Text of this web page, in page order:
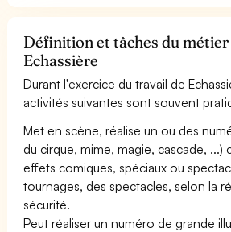
Définition et tâches du
Echassière
Durant l'exercice du travail de
activités suivantes sont souvent
Met en scène, réalise un ou des
du cirque, mime, magie, cascade, ...)
effets comiques, spéciaux ou
tournages, des spectacles, selon la
sécurité.
Peut réaliser un numéro de grande